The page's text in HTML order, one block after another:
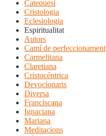
Catequesi
Cristologia
Eclesiologia
Espiritualitat
Autors
Camí de perfeccionament
Carmelitana
Claretiana
Cristocéntrica
Devocionaris
Diversa
Franciscana
Ignaciana
Mariana
Meditacions